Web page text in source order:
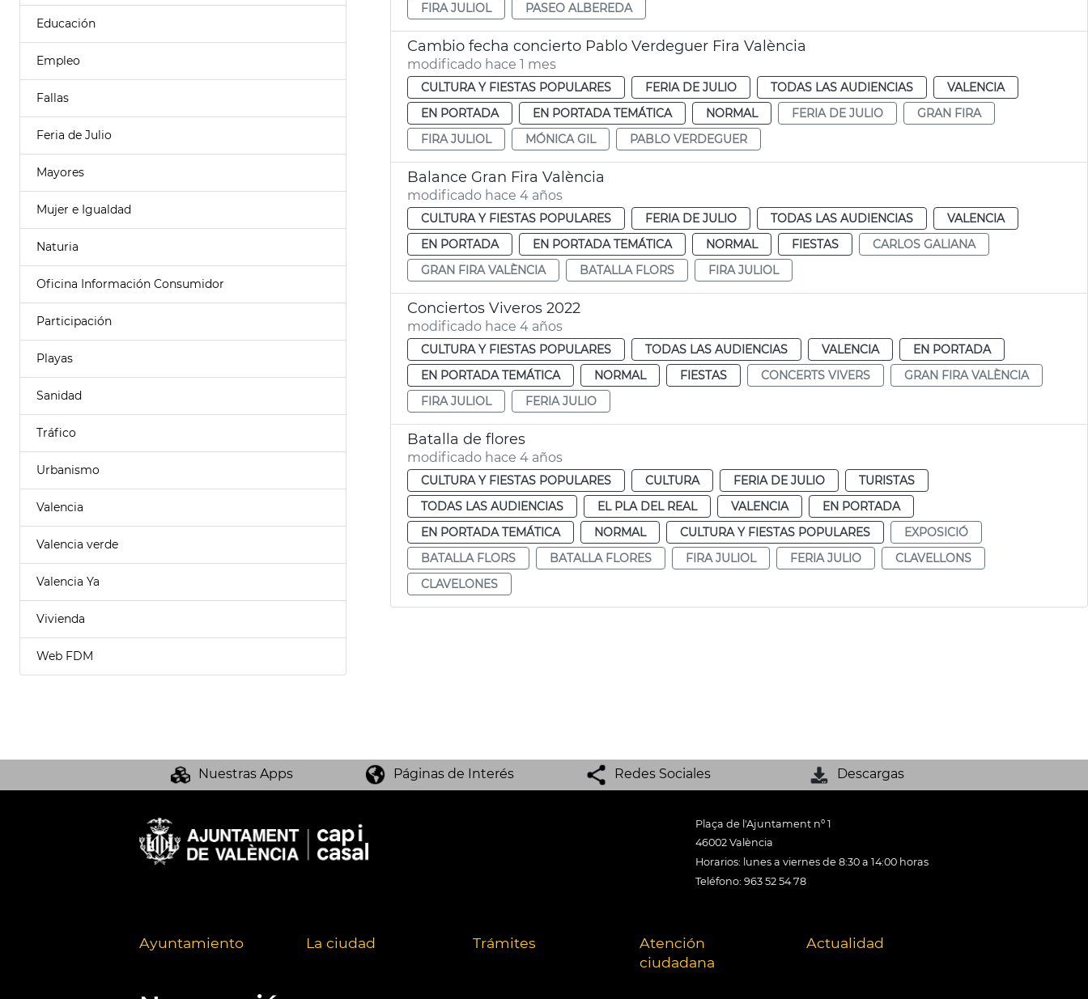
Educación
Empleo
Fallas
Feria de Julio
Mayores
Mujer e Igualdad
Naturia
Oficina Información Consumidor
Participación
Playas
Sanidad
Tráfico
Urbanismo
Valencia
Valencia verde
Valencia Ya
Vivienda
Web FDM
FIRA JULIOL
PASEO ALBEREDA
Cambio fecha concierto Pablo Verdeguer Fira València
modificado hace 1 mes
CULTURA Y FIESTAS POPULARES FERIA DE JULIO TODAS LAS AUDIENCIAS
VALENCIA
EN PORTADA
EN PORTADA TEMÁTICA NORMAL FERIA DE JULIO
GRAN FIRA
FIRA JULIOL
MÓNICA GIL PABLO VERDEGUER
Balance Gran Fira València
modificado hace 4 años
CULTURA Y FIESTAS POPULARES FERIA DE JULIO TODAS LAS AUDIENCIAS
VALENCIA
EN PORTADA
EN PORTADA TEMÁTICA NORMAL FIESTAS
CARLOS GALIANA
GRAN FIRA VALÈNCIA
BATALLA FLORS FIRA JULIOL
Conciertos Viveros 2022
modificado hace 4 años
CULTURA Y FIESTAS POPULARES TODAS LAS AUDIENCIAS VALENCIA
EN PORTADA
EN PORTADA TEMÁTICA
NORMAL FIESTAS CONCERTS VIVERS
GRAN FIRA VALÈNCIA
FIRA JULIOL
FERIA JULIO
Batalla de flores
modificado hace 4 años
CULTURA Y FIESTAS POPULARES CULTURA FERIA DE JULIO
TURISTAS
TODAS LAS AUDIENCIAS
EL PLA DEL REAL VALENCIA
EN PORTADA
EN PORTADA TEMÁTICA
NORMAL CULTURA Y FIESTAS POPULARES
EXPOSICIÓ
BATALLA FLORS
BATALLA FLORES FIRA JULIOL FERIA JULIO
CLAVELLONS
CLAVELONES
Nuestras Apps Páginas de Interés Redes Sociales Descargas
Plaça de l'Ajuntament nº 1
46002 València
Horarios: lunes a viernes de 8:30 a 14:00 horas
Teléfono: 963 52 54 78
Ayuntamiento La ciudad Trámites
Atención
ciudadana
Actualidad